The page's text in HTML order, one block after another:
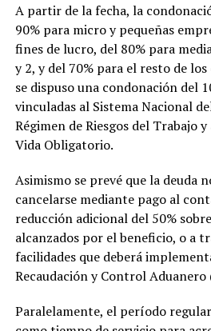
A partir de la fecha, la
90% para micro y pequeñas
fines de lucro, del 80% para
y 2, y del 70% para el resto de
se dispuso una condonación del
vinculadas al Sistema Nacional
Régimen de Riesgos del Trabajo
Vida Obligatorio.
Asimismo se prevé que la deuda
cancelarse mediante pago al
reducción adicional del 50%
alcanzados por el beneficio, o a
facilidades que deberá
Recaudación y Control Aduanero
Paralelamente, el período